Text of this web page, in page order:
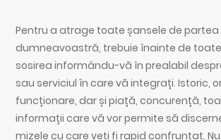
Pentru a atrage toate șansele de partea
dumneavoastră, trebuie înainte de
sosirea informându-vă în prealabil
sau serviciul în care vă integrați. Istoric,
funcționare, dar și piață, concurență,
informații care vă vor permite să
mizele cu care veți fi rapid confruntat.